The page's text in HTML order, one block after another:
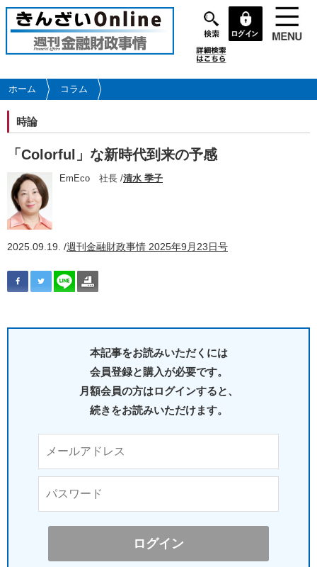
メ
イ
コ
ン
に
移
動
ホーム コラム
時論
「Colorful」な新時代到来の予感
EmEco 社長 /清水 季子
2025.09.19. /週刊金融財政事情 2025年9月23日号
本記事をお読みいただくには
会員登録と購入が必要です。
月額会員の方はログインすると、
続きをお読みいただけます。